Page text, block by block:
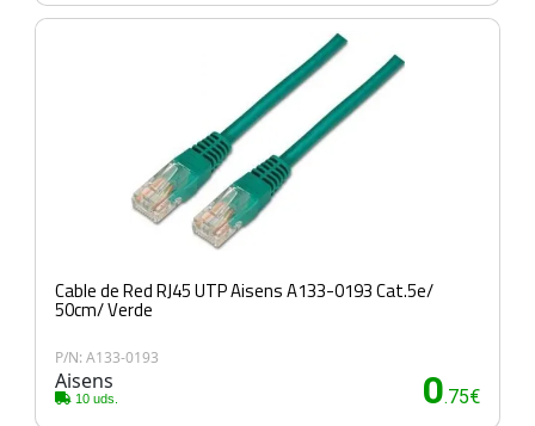
Cable de Red RJ45 UTP Aisens A133-0193 Cat.5e/
50cm/ Verde
P/N: A133-0193
Aisens
10 uds. 0.75€